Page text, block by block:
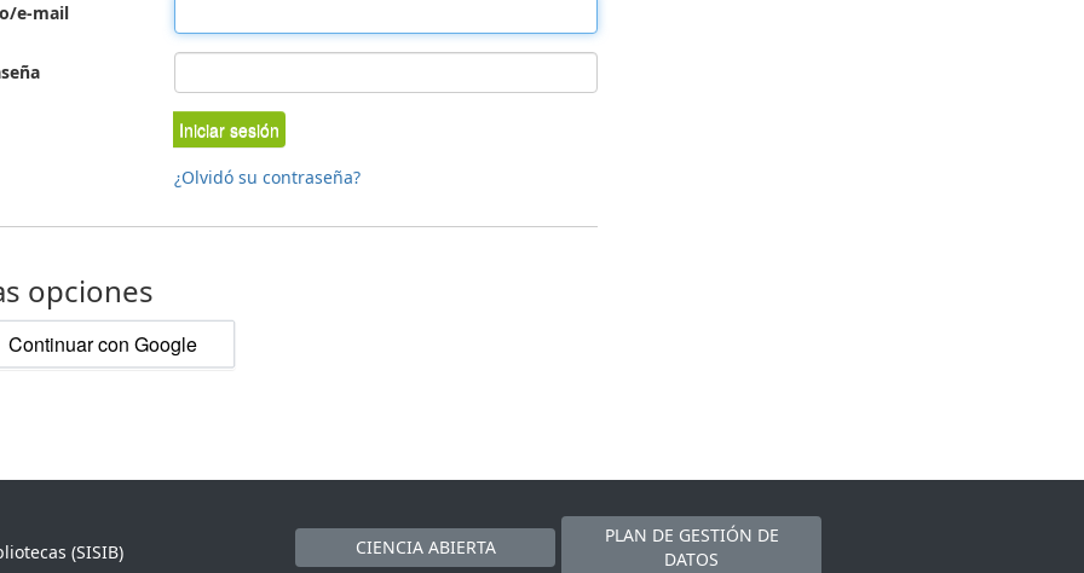
e-mail
Iniciar sesión
¿Olvidó su contraseña?
opciones
Continuar con Google
(SISIB)
CIENCIA ABIERTA
PLAN DE GESTIÓN DE
DATOS